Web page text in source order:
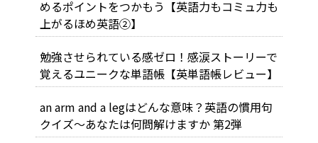
めるポイントをつかもう【英語力もコミュ力も
上がるほめ英語②】
勉強させられている感ゼロ！感涙ストーリーで
覚えるユニークな単語帳【英単語帳レビュー】
an arm and a legはどんな意味？英語の慣用句
クイズ～あなたは何問解けますか 第2弾